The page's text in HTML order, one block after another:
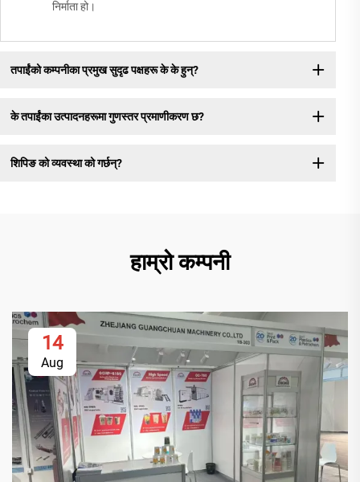
निर्माता हो।
तपाईंको कम्पनीका प्रमुख सुदृढ पक्षहरू के के हुन्?
के तपाईंका उत्पादनहरूमा गुणस्तर प्रमाणीकरण छ?
शिपिङ को व्यवस्था को गर्छन्?
हाम्रो कम्पनी
14
Aug